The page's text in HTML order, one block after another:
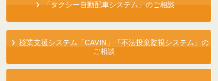
「タクシー自動配車システム」のご相談
授業支援システム「CAVIN」「不法投棄監視システム」の
ご相談